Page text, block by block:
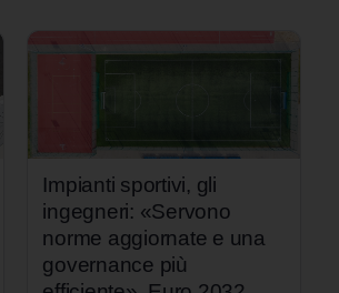
Impianti sportivi, gli
ingegneri: «Servono
norme aggiornate e una
governance più